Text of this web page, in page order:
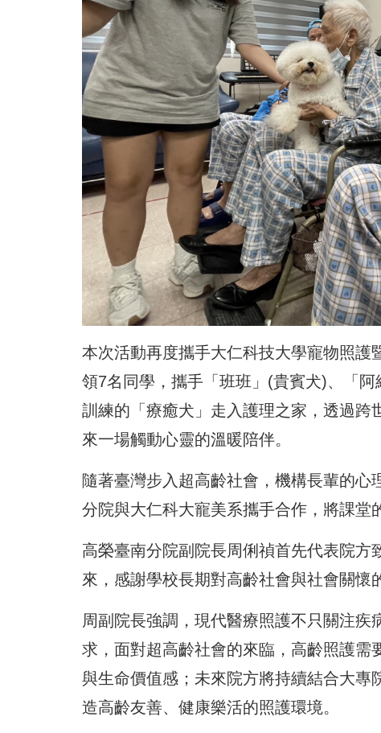
本次活動再度攜手大仁科技大學寵物照護
領7名同學，攜手「班班」(貴賓犬)、「
訓練的「療癒犬」走入護理之家，透過跨
來一場觸動心靈的溫暖陪伴。
隨著臺灣步入超高齡社會，機構長輩的
分院與大仁科大寵美系攜手合作，將課堂
高榮臺南分院副院長周俐禎首先代表院方
來，感謝學校長期對高齡社會與社會關懷
周副院長強調，現代醫療照護不只關注
求，面對超高齡社會的來臨，高齡照護
與生命價值感；未來院方將持續結合大
造高齡友善、健康樂活的照護環境。